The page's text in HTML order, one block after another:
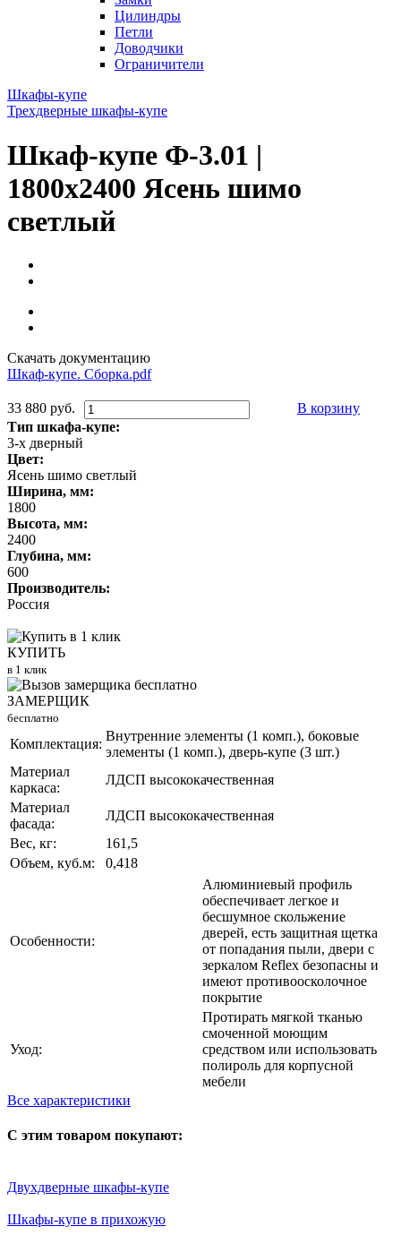
Цилиндры
Петли
Доводчики
Ограничители
Шкафы-купе
Трехдверные шкафы-купе
Шкаф-купе Ф-3.01 |
1800x2400 Ясень шимо
светлый
Скачать документацию
Шкаф-купе. Сборка.pdf
33 880 руб.
В корзину
Тип шкафа-купе:
3-х дверный
Цвет:
Ясень шимо светлый
Ширина, мм:
1800
Высота, мм:
2400
Глубина, мм:
600
Производитель:
Россия
КУПИТЬ
в 1 клик
ЗАМЕРЩИК
бесплатно
Комплектация:
Внутренние элементы (1 комп.), боковые
элементы (1 комп.), дверь-купе (3 шт.)
Материал
каркаса:
ЛДСП высококачественная
Материал
фасада:
ЛДСП высококачественная
Вес, кг:
161,5
Объем, куб.м:
0,418
Особенности:
Алюминиевый профиль
обеспечивает легкое и
бесшумное скольжение
дверей, есть защитная щетка
от попадания пыли, двери с
зеркалом Reflex безопасны и
имеют противоосколочное
покрытие
Уход:
Протирать мягкой тканью
смоченной моющим
средством или использовать
полироль для корпусной
мебели
Все характеристики
С этим товаром покупают:
Двухдверные шкафы-купе
Шкафы-купе в прихожую